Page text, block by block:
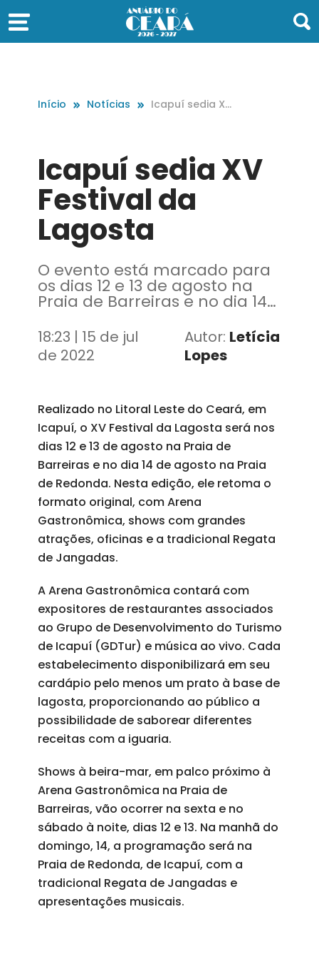
Início Notícias
Icapuí sedia XV
Icapuí sedia XV
Festival da
Lagosta
O evento está marcado para
os dias 12 e 13 de agosto na
Praia de Barreiras e no dia 14
Redonda
18:23 | 15 de jul
de 2022
Autor: Letícia
Lopes
Realizado no Litoral Leste do Ceará, em
Icapuí, o XV Festival da Lagosta será nos
dias 12 e 13 de agosto na Praia de
Barreiras e no dia 14 de agosto na Praia
de Redonda. Nesta edição, ele retoma o
formato original, com Arena
Gastronômica, shows com grandes
atrações, oficinas e a tradicional Regata
de Jangadas.
A Arena Gastronômica contará com
expositores de restaurantes associados
ao Grupo de Desenvolvimento do Turismo
de Icapuí (GDTur) e música ao vivo. Cada
estabelecimento disponibilizará em seu
cardápio pelo menos um prato à base de
lagosta, proporcionando ao público a
possibilidade de saborear diferentes
receitas com a iguaria.
Shows à beira-mar, em palco próximo à
Arena Gastronômica na Praia de
Barreiras, vão ocorrer na sexta e no
sábado à noite, dias 12 e 13. Na manhã do
domingo, 14, a programação será na
Praia de Redonda, de Icapuí, com a
tradicional Regata de Jangadas e
apresentações musicais.